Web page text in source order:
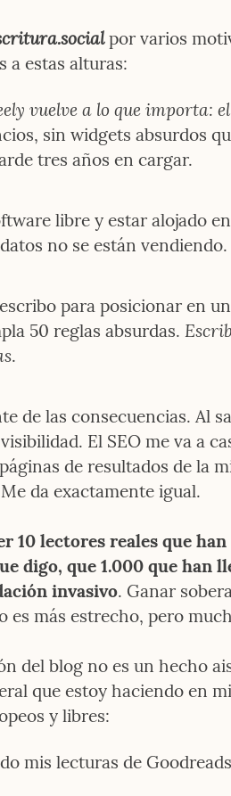
por varios
a estas alturas:
vuelve a lo que importa:
sin widgets absurdos
tres años en cargar.
libre y estar alojado
no se están vendiendo.
para posicionar en
50 reglas absurdas.
.
de las consecuencias. Al
El SEO me va a
de resultados de la
da exactamente igual.
10 lectores reales que
digo, que 1.000 que han
invasivo. Ganar
es más estrecho, pero
del blog no es un hecho
que estoy haciendo en
y libres:
mis lecturas de